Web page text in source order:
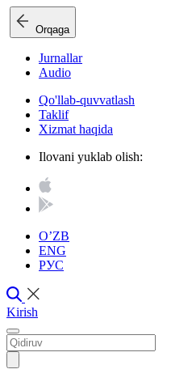
Orqaga
Jurnallar
Audio
Qo'llab-quvvatlash
Taklif
Xizmat haqida
Ilovani yuklab olish:
O’ZB
ENG
РУС
Kirish